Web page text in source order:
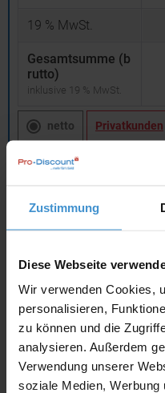
Zustimmung
Diese Webseite
Wir verwenden Cookies,
personalisieren,
zu können und die
analysieren. Außerdem
Verwendung unserer
soziale Medien, Werbung
19 % MwSt.
Gesamtsumme (b
rutto)
inklusive 19 % MwSt.
netto Privatkunden
Angebot
Lieferzeiten
Artikel mit Werbeanbringung:
Muster: